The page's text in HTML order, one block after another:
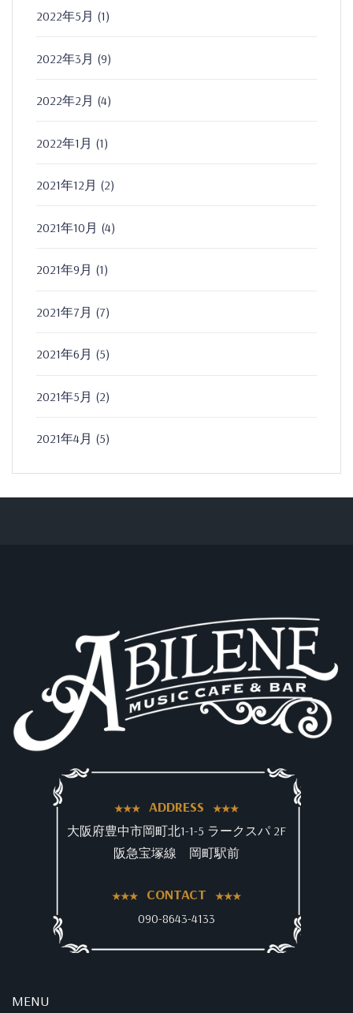
2022年5月 (1)
2022年3月 (9)
2022年2月 (4)
2022年1月 (1)
2021年12月 (2)
2021年10月 (4)
2021年9月 (1)
2021年7月 (7)
2021年6月 (5)
2021年5月 (2)
2021年4月 (5)
ADDRESS
大阪府豊中市岡町北1-1-5 ラークスパ 2F
阪急宝塚線 岡町駅前
CONTACT
090-8643-4133
MENU